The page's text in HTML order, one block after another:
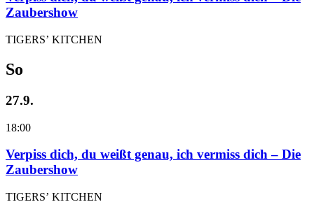
Zaubershow
TIGERS’ KITCHEN
So
27.9.
18:00
Verpiss dich, du weißt genau, ich vermiss dich – Die
Zaubershow
TIGERS’ KITCHEN